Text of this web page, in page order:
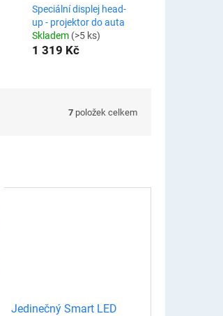
Speciální displej head-
up - projektor do auta
Skladem (>5 ks)
1 319 Kč
7 položek celkem
Jedinečný Smart LED